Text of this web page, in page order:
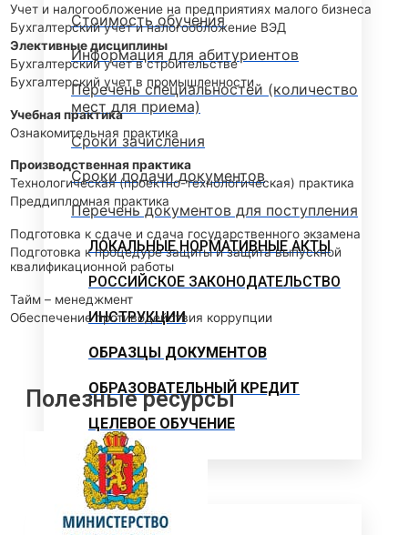
Стоимость обучения
Информация для абитуриентов
Перечень специальностей (количество
мест для приема)
Сроки зачисления
Сроки подачи документов
Перечень документов для поступления
ЛОКАЛЬНЫЕ НОРМАТИВНЫЕ АКТЫ
РОССИЙСКОЕ ЗАКОНОДАТЕЛЬСТВО
ИНСТРУКЦИИ
ОБРАЗЦЫ ДОКУМЕНТОВ
ОБРАЗОВАТЕЛЬНЫЙ КРЕДИТ
ЦЕЛЕВОЕ ОБУЧЕНИЕ
Выпускнику
Учет и налогообложение на предприятиях малого бизнеса
Бухгалтерский учет и налогообложение ВЭД
Элективные дисциплины
Бухгалтерский учет в строительстве
Бухгалтерский учет в промышленности
Учебная практика
Ознакомительная практика
Производственная практика
Технологическая (проектно-технологическая) практика
Преддипломная практика
Подготовка к сдаче и сдача государственного экзамена
Подготовка к процедуре защиты и защита выпускной
квалификационной работы
Тайм – менеджмент
Обеспечение противодействия коррупции
Полезные ресурсы